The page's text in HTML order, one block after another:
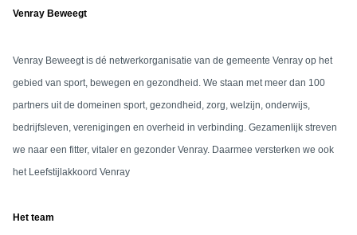
Venray Beweegt
Venray Beweegt is dé netwerkorganisatie van de gemeente Venray op het
gebied van sport, bewegen en gezondheid. We staan met meer dan 100
partners uit de domeinen sport, gezondheid, zorg, welzijn, onderwijs,
bedrijfsleven, verenigingen en overheid in verbinding. Gezamenlijk streven
we naar een fitter, vitaler en gezonder Venray. Daarmee versterken we ook
het Leefstijlakkoord Venray
Het team